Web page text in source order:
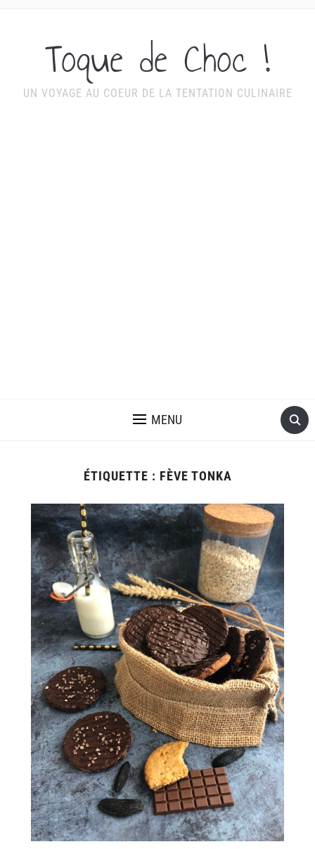
Toque de Choc !
UN VOYAGE AU COEUR DE LA TENTATION CULINAIRE
MENU
ÉTIQUETTE : FÈVE TONKA